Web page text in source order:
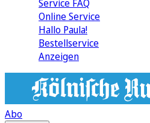
Service FAQ
Online Service
Hallo Paula!
Bestellservice
Anzeigen
Abo